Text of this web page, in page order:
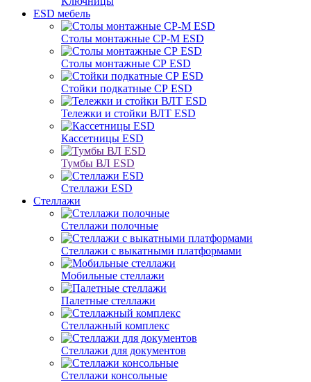
ESD мебель
Столы монтажные СР-М ESD
Столы монтажные СР ESD
Стойки подкатные СР ESD
Тележки и стойки ВЛТ ESD
Кассетницы ESD
Тумбы ВЛ ESD
Стеллажи ESD
Стеллажи
Стеллажи полочные
Стеллажи с выкатными платформами
Мобильные стеллажи
Палетные стеллажи
Стеллажный комплекс
Стеллажи для документов
Стеллажи консольные